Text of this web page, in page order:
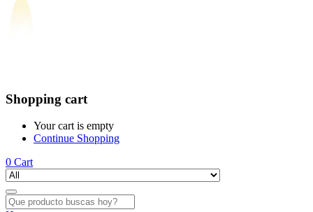
Shopping cart
Your cart is empty
Continue Shopping
0 Cart